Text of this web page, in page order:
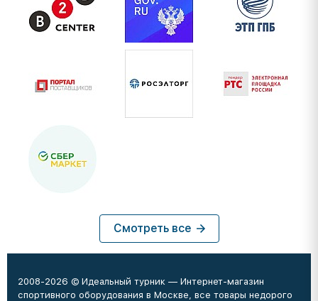
Смотреть все
2008-2026 © Идеальный турник — Интернет-магазин
спортивного оборудования в Москве, все товары недорого